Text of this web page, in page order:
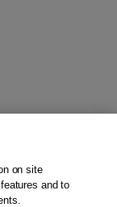
on site
and to